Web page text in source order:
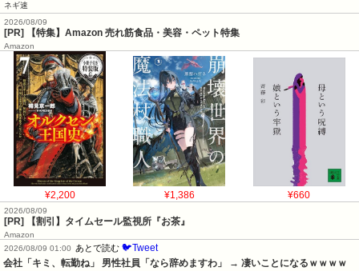
ネギ速
2026/08/09
[PR] 【特集】Amazon 売れ筋食品・美容・ペット特集
Amazon
¥2,200 ¥1,386 ¥660
2026/08/09
[PR] 【割引】タイムセール監視所『お茶』
Amazon
2026/08/09 01:00 あとで読む 🐦Tweet
会社「キミ、転勤ね」 男性社員「なら辞めますわ」 → 凄いことになるｗｗｗｗ